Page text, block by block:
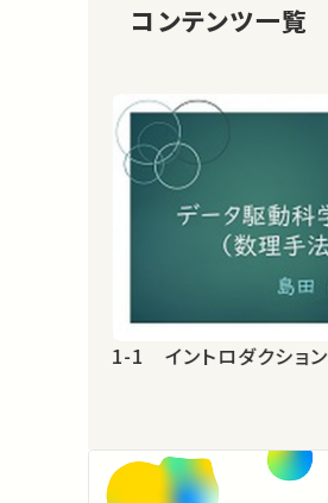
コンテンツ一覧
1-1 イントロダクション